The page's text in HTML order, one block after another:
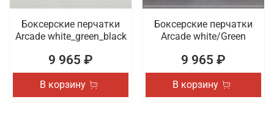
Боксерские перчатки
Arcade white_green_black
9 965 ₽
В корзину
Боксерские перчатки
Arcade white/Green
9 965 ₽
В корзину